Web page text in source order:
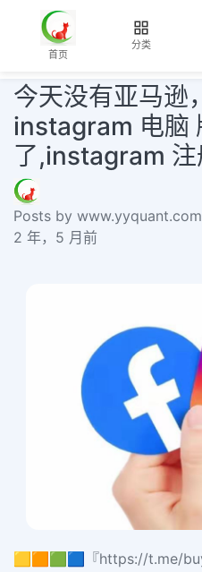
首页
分类
今天没有亚马逊
instagram 电脑
了,instagram 注
Posts by
2 年，5 月前
🟨🟧🟩🟦『https://t.me/